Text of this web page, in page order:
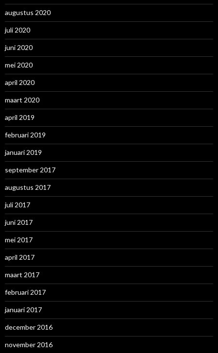
augustus 2020
juli 2020
juni 2020
mei 2020
april 2020
maart 2020
april 2019
februari 2019
januari 2019
september 2017
augustus 2017
juli 2017
juni 2017
mei 2017
april 2017
maart 2017
februari 2017
januari 2017
december 2016
november 2016